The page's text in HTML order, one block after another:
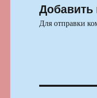
Для отправки